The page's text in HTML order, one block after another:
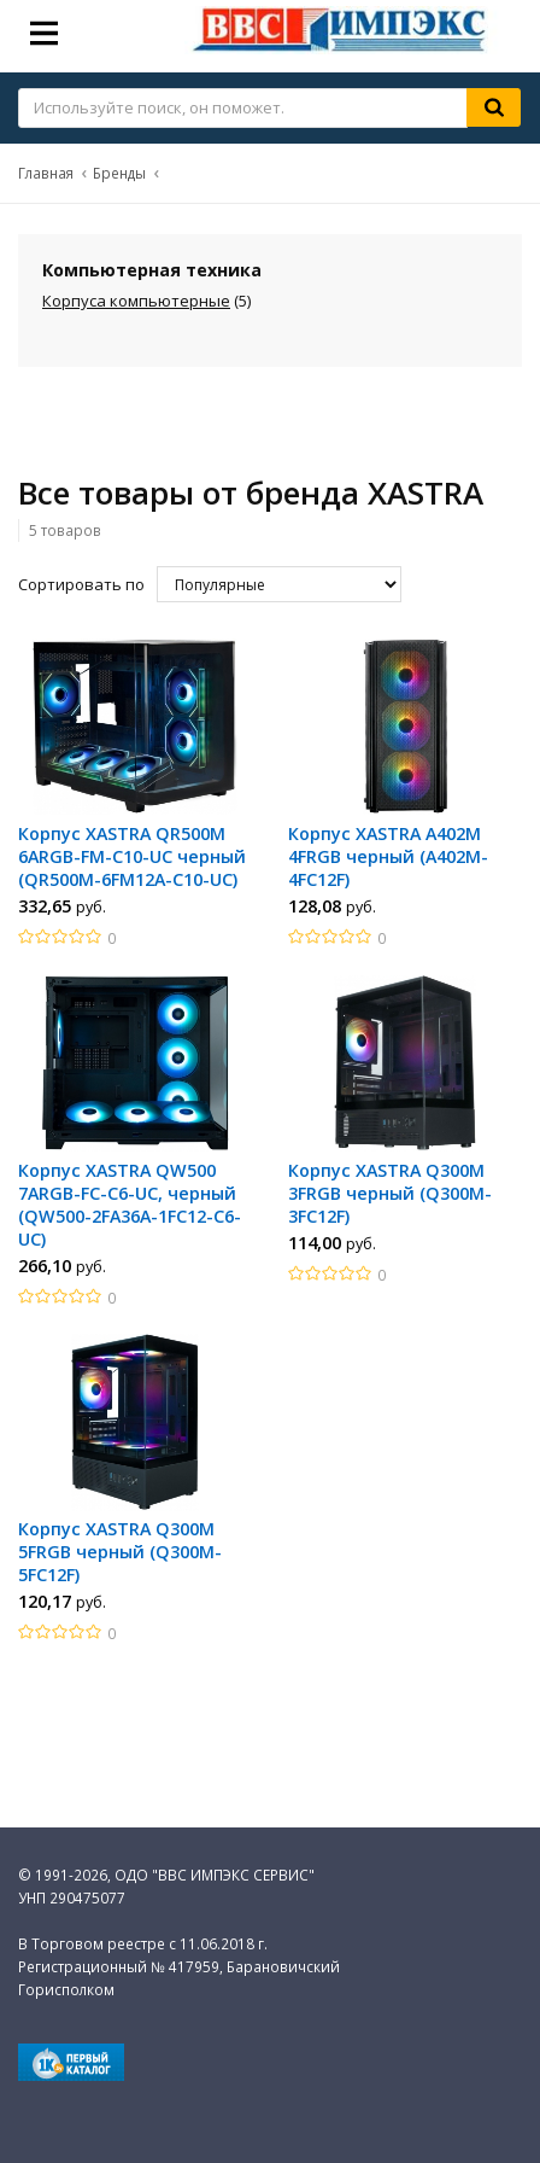
Главная Бренды
Компьютерная техника
Корпуса компьютерные (5)
Все товары от бренда XASTRA
5 товаров
Сортировать по
Корпус XASTRA QR500M
6ARGB-FM-C10-UC черный
(QR500M-6FM12A-C10-UC)
332,65 руб.
0
Корпус XASTRA A402M
4FRGB черный (A402M-
4FC12F)
128,08 руб.
0
Корпус XASTRA QW500
7ARGB-FC-C6-UC, черный
(QW500-2FA36A-1FC12-C6-
UC)
266,10 руб.
0
Корпус XASTRA Q300M
3FRGB черный (Q300M-
3FC12F)
114,00 руб.
0
Корпус XASTRA Q300M
5FRGB черный (Q300M-
5FC12F)
120,17 руб.
0
© 1991-2026, ОДО "ВВС ИМПЭКС СЕРВИС"
УНП 290475077
В Торговом реестре с 11.06.2018 г.
Регистрационный № 417959, Барановичский
Горисполком